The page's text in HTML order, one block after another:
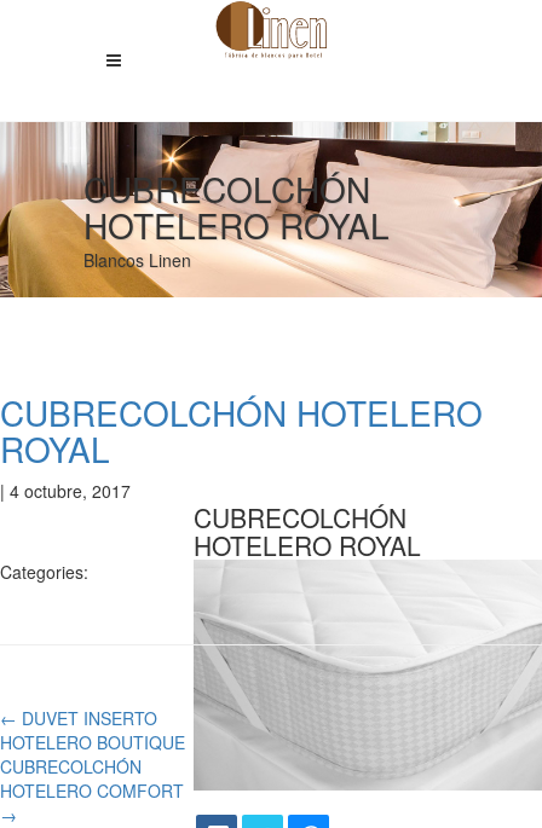
CUBRECOLCHÓN
HOTELERO ROYAL
Blancos Linen
CUBRECOLCHÓN HOTELERO
ROYAL
| 4 octubre, 2017
CUBRECOLCHÓN
HOTELERO ROYAL
Categories:
← DUVET INSERTO
HOTELERO BOUTIQUE
CUBRECOLCHÓN
HOTELERO COMFORT
→